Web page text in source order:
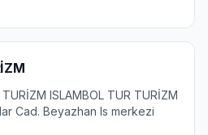
ISLAMBOL TUR TURİZM
Cad. Beyazhan Is merkezi